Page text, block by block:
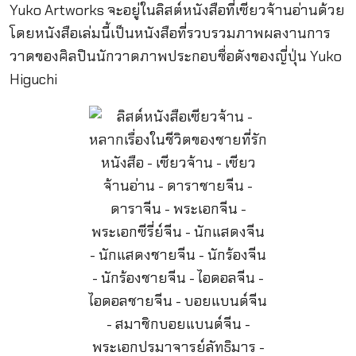
Yuko Artworks จะอยู่ในลิสต์หนังสือที่เซียวจ้านอ่านด้วย
โดยหนังสือเล่มนี้เป็นหนังสือที่รวบรวมภาพผลงานการ
วาดของศิลปินนักวาดภาพประกอบชื่อดังของญี่ปุ่น Yuko
Higuchi